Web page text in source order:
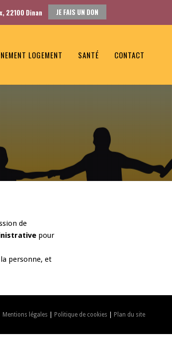
22100 Dinan JE FAIS UN DON
LOGEMENT SANTÉ CONTACT
de
pour
personne, et
Mentions légales Politique de cookies Plan du site